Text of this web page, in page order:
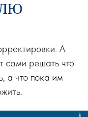
А
сами решать что
а что пока им